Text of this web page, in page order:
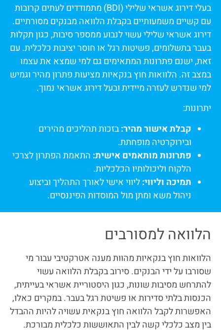
בעלי דירוג אשראי שלילי (BDI) מתמודדים לעתים קרובות
עם קשיים משמעותיים בקבלת הלוואה מבנקים מסורתיים.
דירוג אשראי שלילי עשוי לנבוע ממספר סיבות, כגון תקלות
בעבר בתשלומים, פשיטות רגל או חוסר יציבות כלכלית. עם
זאת, ישנם פתרונות המתאימים גם למי שמצא את עצמו
במצב זה. הלוואות חוץ בנקאיות מציעות פתרון מהיר וגמיש
למי שנדרש לעזרה מיידית ובעל דירוג אשראי נמוך.
יתרונות:
קבלת אישור מהיר:בזכות תהליכים מהירים
ובירוקרטיה מופחתת.
פתרונות מותאמים אישית: התאמת הפתרון לצרכי
הלקוח וליכולותיו הכלכליות.
תמיכה וליווי:ליווי אישי לאורך התהליך וביצוע
ניהול משא ומתן מול המוסדות הפיננסיים.
הלוואה למסורבים
הלוואות חוץ בנקאיות מהוות מענה אטרקטיבי עבור מי
שסורבו על ידי הבנקים. סירוב בקבלת הלוואה עשוי
להתרחש מסיבות שונות, כגון היסטוריית אשראי בעייתית,
הכנסות בלתי סדירות או פשיטת רגל בעבר. במקרים כאלו,
האפשרות לקבל הלוואה חוץ בנקאית עשויה להיות ההבדל
בין מצב כלכלי קשה לבין התאוששות כלכלית מבורכת.